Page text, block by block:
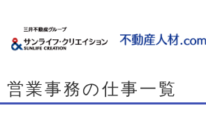
営業事務の仕事一覧